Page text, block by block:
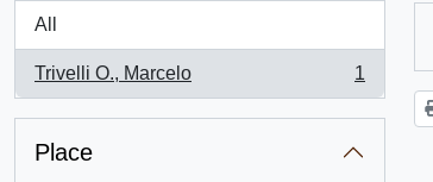
All
Trivelli O., Marcelo
, 1 results
1
Place